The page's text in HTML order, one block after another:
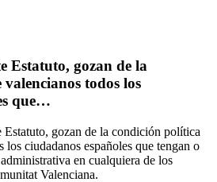
Estatuto, gozan de la
todos los
que…
Estatuto, gozan de la condición política
los ciudadanos españoles que tengan o
en cualquiera de los
Valenciana.